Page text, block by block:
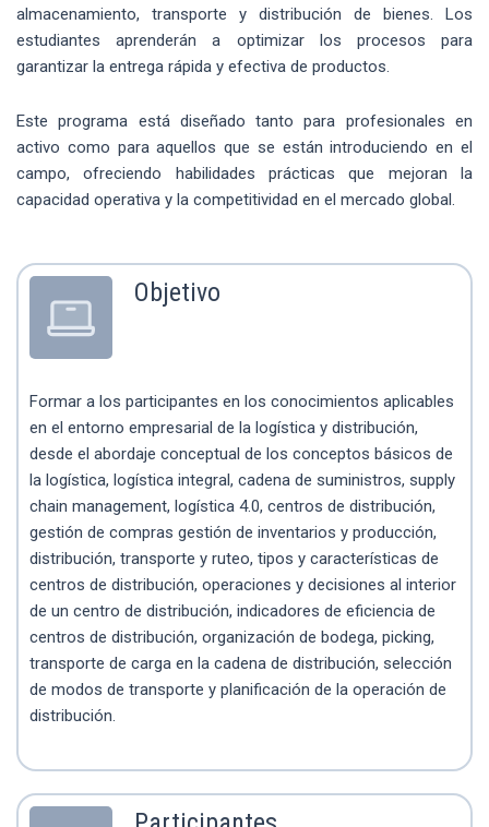
almacenamiento, transporte y distribución de bienes. Los
estudiantes aprenderán a optimizar los procesos para
garantizar la entrega rápida y efectiva de productos.
Este programa está diseñado tanto para profesionales en
activo como para aquellos que se están introduciendo en el
campo, ofreciendo habilidades prácticas que mejoran la
capacidad operativa y la competitividad en el mercado global.
Objetivo
Formar a los participantes en los conocimientos aplicables
en el entorno empresarial de la logística y distribución,
desde el abordaje conceptual de los conceptos básicos de
la logística, logística integral, cadena de suministros, supply
chain management, logística 4.0, centros de distribución,
gestión de compras gestión de inventarios y producción,
distribución, transporte y ruteo, tipos y características de
centros de distribución, operaciones y decisiones al interior
de un centro de distribución, indicadores de eficiencia de
centros de distribución, organización de bodega, picking,
transporte de carga en la cadena de distribución, selección
de modos de transporte y planificación de la operación de
distribución.